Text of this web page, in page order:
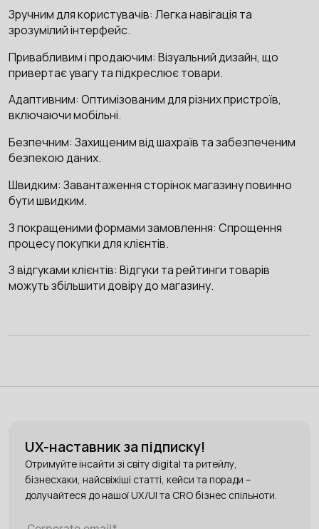
Зручним для користувачів: Легка навігація та
зрозумілий інтерфейс.
Привабливим і продаючим: Візуальний дизайн, що
привертає увагу та підкреслює товари.
Адаптивним: Оптимізованим для різних пристроїв,
включаючи мобільні.
Безпечним: Захищеним від шахраїв та забезпеченим
безпекою даних.
Швидким: Завантаження сторінок магазину повинно
бути швидким.
З покращеними формами замовлення: Спрощення
процесу покупки для клієнтів.
З відгуками клієнтів: Відгуки та рейтинги товарів
можуть збільшити довіру до магазину.
UX-наставник за підписку!
Отримуйте інсайти зі світу digital та ритейлу,
бізнесхаки, найсвіжіші статті, кейси та поради –
долучайтеся до нашої UX/UI та CRO бізнес спільноти.